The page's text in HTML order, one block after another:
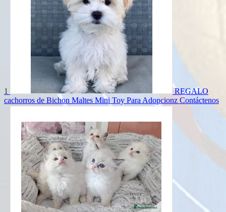
1
REGALO
cachorros de Bichon Maltes Mini Toy Para Adopcionz Contáctenos